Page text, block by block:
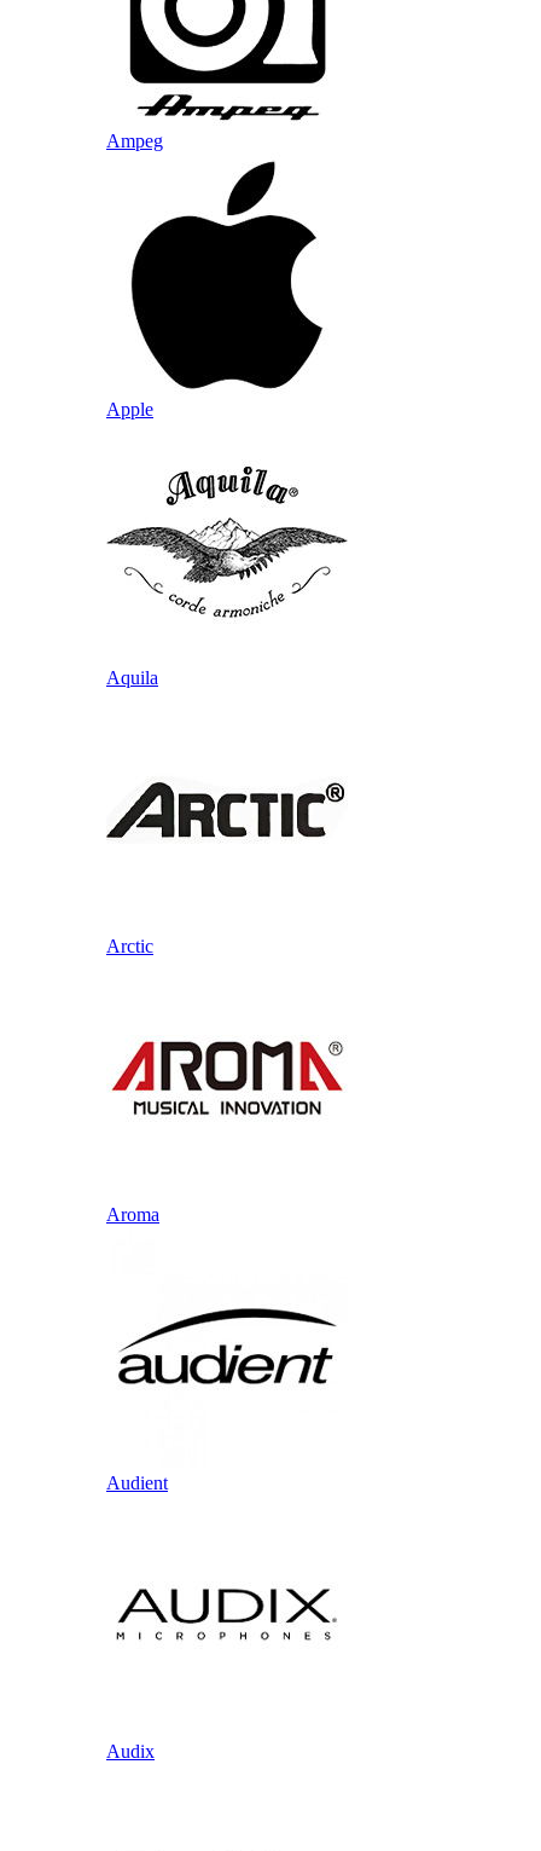
Ampeg
Apple
Aquila
Arctic
Aroma
Audient
Audix